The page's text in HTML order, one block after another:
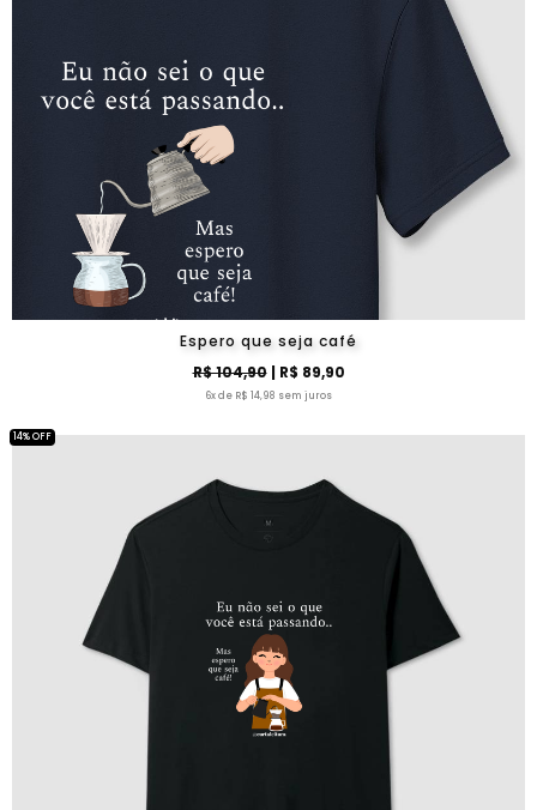
Espero que seja café
R$ 104,90| R$ 89,90
6x de R$ 14,98 sem juros
14% OFF